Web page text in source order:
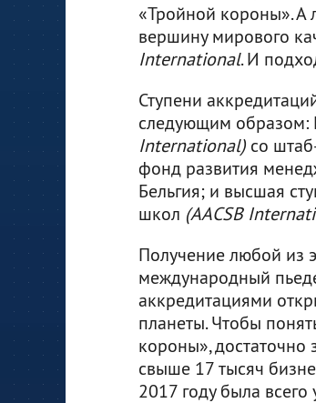
«Тройной короны». А
вершину мирового
International. И
Ступени
следующим образом:
International) со
фонд развития
Бельгия; и высшая
школ (AACSB
Получение любой из
международный
аккредитациями
планеты. Чтобы
короны», достаточно
свыше 17 тысяч
2017 году была